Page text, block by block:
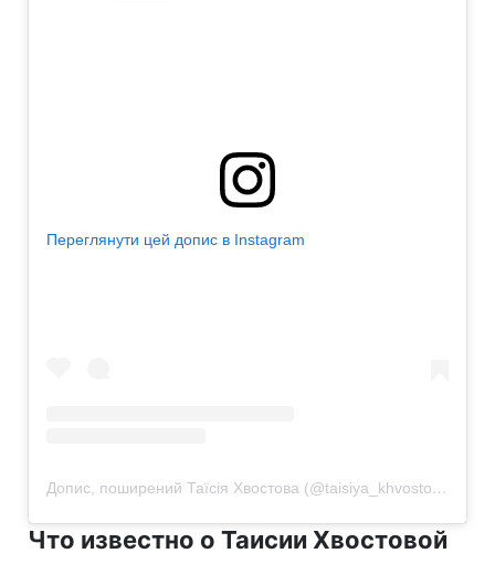
Переглянути цей допис в Instagram
Допис, поширений Таїсія Хвостова (@taisiya_khvostova)
Что известно о Таисии Хвостовой